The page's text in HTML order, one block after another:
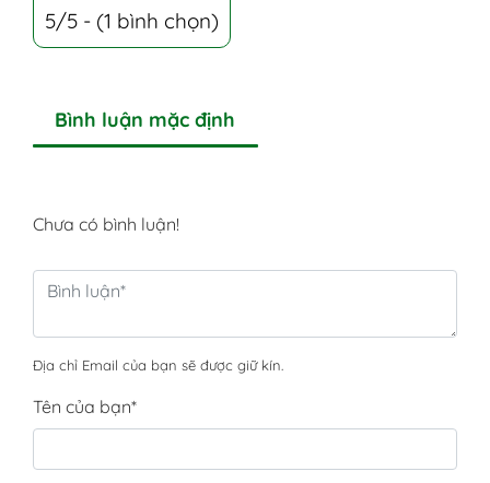
5/5 - (1 bình chọn)
Bình luận mặc định
Chưa có bình luận!
Địa chỉ Email của bạn sẽ được giữ kín.
Tên của bạn*